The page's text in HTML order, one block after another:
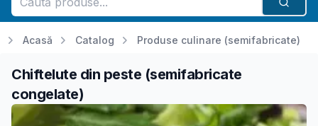
Acasă Catalog Produse culinare (semifabricate)
Chiftelute din peste (semifabricate
congelate)